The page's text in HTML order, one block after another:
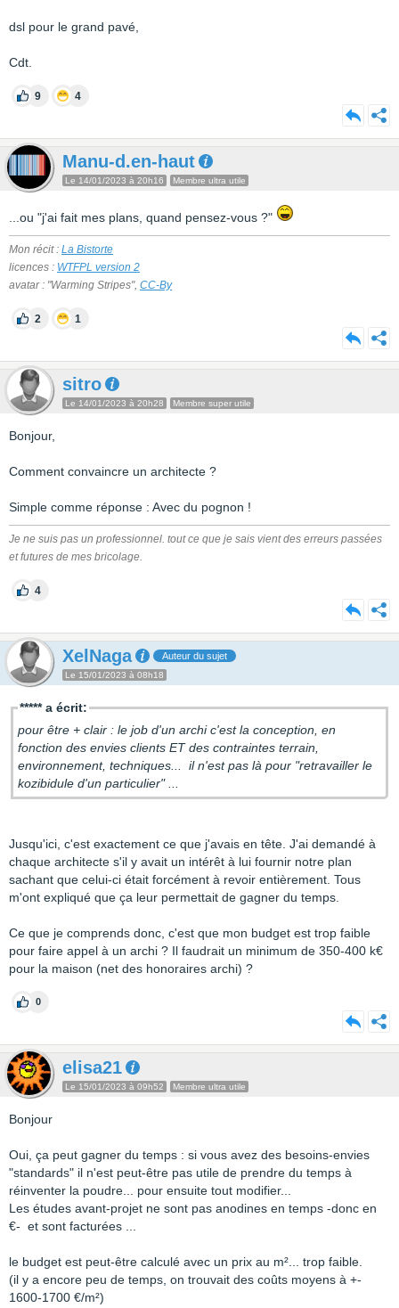
dsl pour le grand pavé,
Cdt.
9 4
Manu-d.en-haut
Le 14/01/2023 à 20h16 Membre ultra utile
...ou "j'ai fait mes plans, quand pensez-vous ?"
Mon récit : La Bistorte
licences : WTFPL version 2
avatar : "Warming Stripes", CC-By
2 1
sitro
Le 14/01/2023 à 20h28 Membre super utile
Bonjour,
Comment convaincre un architecte ?
Simple comme réponse : Avec du pognon !
Je ne suis pas un professionnel. tout ce que je sais vient des erreurs passées
et futures de mes bricolage.
4
XelNaga Auteur du sujet
Le 15/01/2023 à 08h18
***** a écrit:
pour être + clair : le job d'un archi c'est la conception, en
fonction des envies clients ET des contraintes terrain,
environnement, techniques... il n'est pas là pour "retravailler le
kozibidule d'un particulier" ...
Jusqu'ici, c'est exactement ce que j'avais en tête. J'ai demandé à
chaque architecte s'il y avait un intérêt à lui fournir notre plan
sachant que celui-ci était forcément à revoir entièrement. Tous
m'ont expliqué que ça leur permettait de gagner du temps.
Ce que je comprends donc, c'est que mon budget est trop faible
pour faire appel à un archi ? Il faudrait un minimum de 350-400 k€
pour la maison (net des honoraires archi) ?
0
elisa21
Le 15/01/2023 à 09h52 Membre ultra utile
Bonjour
Oui, ça peut gagner du temps : si vous avez des besoins-envies
"standards" il n'est peut-être pas utile de prendre du temps à
réinventer la poudre... pour ensuite tout modifier...
Les études avant-projet ne sont pas anodines en temps -donc en
€- et sont facturées ...
le budget est peut-être calculé avec un prix au m²... trop faible.
(il y a encore peu de temps, on trouvait des coûts moyens à +-
1600-1700 €/m²)